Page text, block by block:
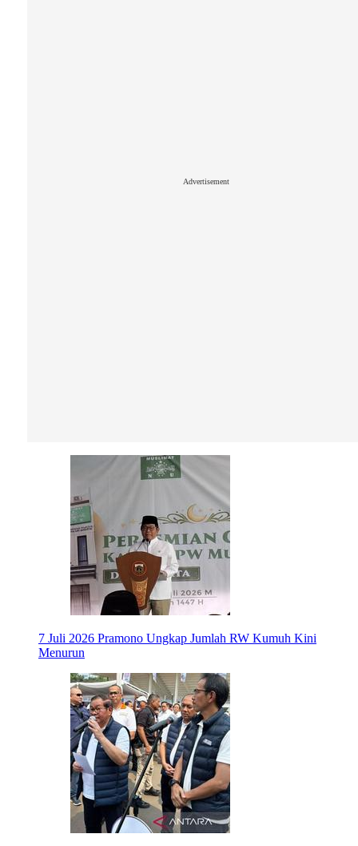
Advertisement
7 Juli 2026 Pramono Ungkap Jumlah RW Kumuh Kini
Menurun